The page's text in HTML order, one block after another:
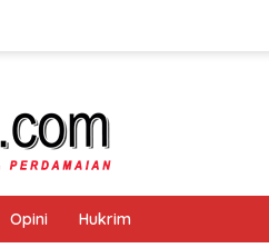
Opini Hukrim